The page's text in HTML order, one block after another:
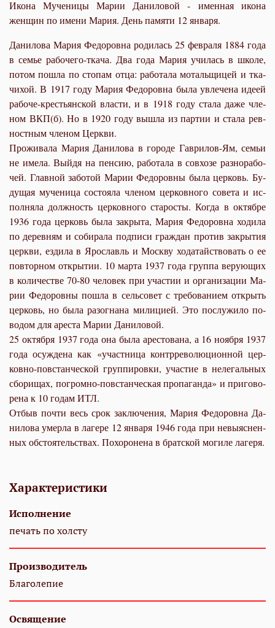
Икона Мученицы Марии Даниловой - именная икона
женщин по имени Мария. День памяти 12 января.
Да­ни­ло­ва Ма­рия Фе­до­ров­на ро­ди­лась 25 фев­ра­ля 1884 го­да
в се­мье ра­бо­че­го-тка­ча. Два го­да Ма­рия учи­лась в шко­ле,
по­том по­шла по сто­пам от­ца: ра­бо­та­ла мо­таль­щи­цей и тка­
чи­хой. В 1917 го­ду Ма­рия Фе­до­ров­на бы­ла увле­че­на иде­ей
ра­бо­че-кре­стьян­ской вла­сти, и в 1918 го­ду ста­ла да­же чле­
ном ВКП(б). Но в 1920 го­ду вы­шла из пар­тии и ста­ла рев­
ност­ным чле­ном Церк­ви.
Про­жи­ва­ла Ма­рия Да­ни­ло­ва в го­ро­де Гав­ри­лов-Ям, се­мьи
не име­ла. Вый­дя на пен­сию, ра­бо­та­ла в сов­хо­зе раз­но­ра­бо­
чей. Глав­ной за­бо­той Ма­рии Фе­до­ров­ны бы­ла цер­ковь. Бу­
ду­щая му­че­ни­ца со­сто­я­ла чле­ном цер­ков­но­го со­ве­та и ис­
пол­ня­ла долж­ность цер­ков­но­го ста­ро­сты. Ко­гда в ок­тяб­ре
1936 го­да цер­ковь бы­ла за­кры­та, Ма­рия Фе­до­ров­на хо­ди­ла
по де­рев­ням и со­би­ра­ла под­пи­си граж­дан про­тив за­кры­тия
церк­ви, ез­ди­ла в Яро­славль и Моск­ву хо­да­тай­ство­вать о ее
по­втор­ном от­кры­тии. 10 мар­та 1937 го­да груп­па ве­ру­ю­щих
в ко­ли­че­стве 70-80 че­ло­век при уча­стии и ор­га­ни­за­ции Ма­
рии Фе­до­ров­ны по­шла в сель­со­вет с тре­бо­ва­ни­ем от­крыть
цер­ковь, но бы­ла разо­гна­на ми­ли­ци­ей. Это по­слу­жи­ло по­
во­дом для аре­ста Ма­рии Да­ни­ло­вой.
25 ок­тяб­ря 1937 го­да она бы­ла аре­сто­ва­на, а 16 но­яб­ря 1937
го­да осуж­де­на как «участ­ни­ца контр­ре­во­лю­ци­он­ной цер­
ков­но-по­встан­че­ской груп­пи­ров­ки, уча­стие в неле­галь­ных
сбо­ри­щах, по­гром­но-по­встан­че­ская про­па­ган­да» и при­го­во­
ре­на к 10 го­дам ИТЛ.
От­быв по­чти весь срок за­клю­че­ния, Ма­рия Фе­до­ров­на Да­
ни­ло­ва умер­ла в ла­ге­ре 12 ян­ва­ря 1946 го­да при невы­яс­нен­
ных об­сто­я­тель­ствах. По­хо­ро­не­на в брат­ской мо­ги­ле ла­ге­ря.
Характеристики
Исполнение
печать по холсту
Производитель
Благолепие
Освящение